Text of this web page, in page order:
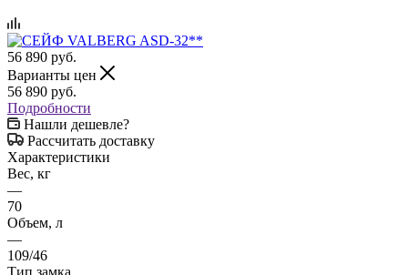
56 890 руб.
Варианты цен
56 890 руб.
Подробности
Нашли дешевле?
Рассчитать доставку
Характеристики
Вес, кг
—
70
Объем, л
—
109/46
Тип замка